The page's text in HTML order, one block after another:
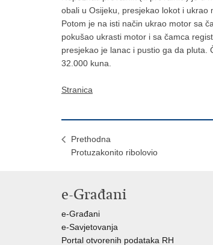
obali u Osijeku, presjekao lokot i ukrao
Potom je na isti način ukrao motor sa
pokušao ukrasti motor i sa čamca
presjekao je lanac i pustio ga da pluta.
32.000 kuna.
Stranica
Prethodna
Protuzakonito ribolovio
e-Građani
e-Građani
e-Savjetovanja
Portal otvorenih podataka RH